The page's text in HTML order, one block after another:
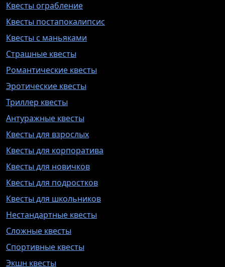
Квесты ограбление
Квесты постапокалипсис
Квесты с маньяками
Страшные квесты
Романтические квесты
Эротические квесты
Триллер квесты
Антуражные квесты
Квесты для взрослых
Квесты для корпоратива
Квесты для новичков
Квесты для подростков
Квесты для школьников
Нестандартные квесты
Сложные квесты
Спортивные квесты
Экшн квесты